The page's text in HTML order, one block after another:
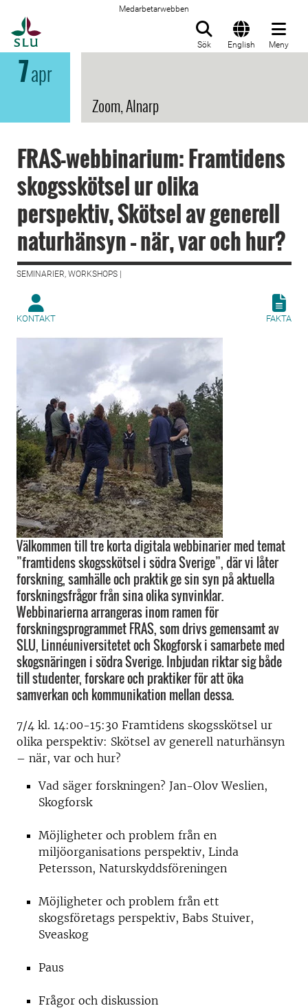
Medarbetarwebben
Sök English Meny
7apr
Zoom, Alnarp
FRAS-webbinarium: Framtidens
skogsskötsel ur olika
perspektiv, Skötsel av generell
naturhänsyn – när, var och hur?
SEMINARIER, WORKSHOPS |
KONTAKT FAKTA
Välkommen till tre korta digitala webbinarier med temat
”framtidens skogsskötsel i södra Sverige”, där vi låter
forskning, samhälle och praktik ge sin syn på aktuella
forskningsfrågor från sina olika synvinklar.
Webbinarierna arrangeras inom ramen för
forskningsprogrammet FRAS, som drivs gemensamt av
SLU, Linnéuniversitetet och Skogforsk i samarbete med
skogsnäringen i södra Sverige. Inbjudan riktar sig både
till studenter, forskare och praktiker för att öka
samverkan och kommunikation mellan dessa.
7/4 kl. 14:00-15:30 Framtidens skogsskötsel ur
olika perspektiv: Skötsel av generell naturhänsyn
– när, var och hur?
Vad säger forskningen? Jan-Olov Weslien,
Skogforsk
Möjligheter och problem från en
miljöorganisations perspektiv, Linda
Petersson, Naturskyddsföreningen
Möjligheter och problem från ett
skogsföretags perspektiv, Babs Stuiver,
Sveaskog
Paus
Frågor och diskussion